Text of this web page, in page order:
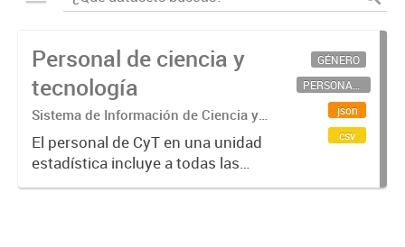
Personal de ciencia y
tecnología
Sistema de Información de Ciencia y
Tecnología Argentino (SICYTAR)
El personal de CyT en una unidad
estadística incluye a todas las
personas involucradas
GÉNERO
PERSONAL CIENTÍFICO-TECNOLÓGICO
json
csv